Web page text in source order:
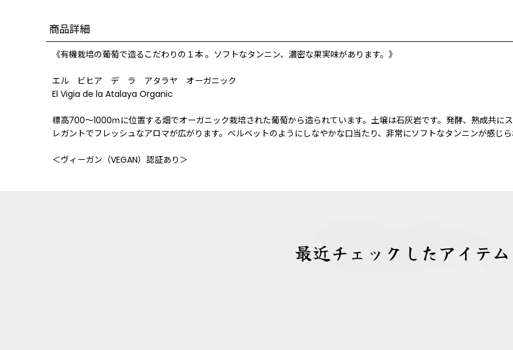
商品詳細
《有機栽培の葡萄で造るこだわりの１本 。ソフトなタンニン、濃密な果実味があります。》
エル ビヒア デ ラ アタラヤ オーガニック
El Vigia de la Atalaya Organic
標高700〜1000ｍに位置する畑でオーガニック栽培された葡萄から造られています。土壌は石灰岩です。発酵、熟成共に
レガントでフレッシュなアロマが広がります。ベルベットのようにしなやかな口当たり、非常にソフトなタンニンが感じ
＜ヴィーガン（VEGAN）認証あり＞
最近チェックしたアイテム